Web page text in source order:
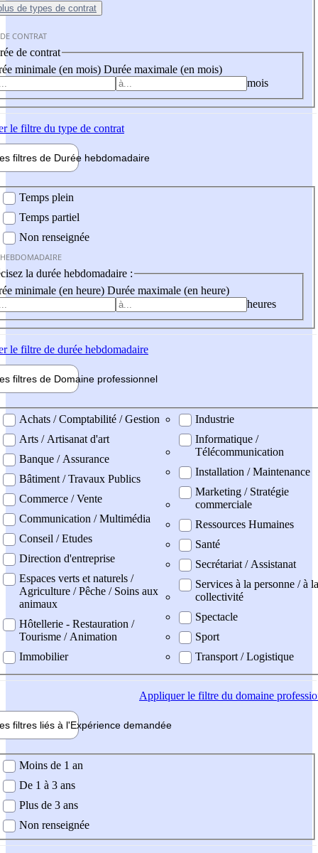
de types de contrat
CONTRAT
de contrat
minimale (en mois) Durée maximale (en mois)
mois
le filtre du type de contrat
filtres de Durée hebdomadaire
Temps plein
Temps partiel
Non renseignée
la durée hebdomadaire :
minimale (en heure) Durée maximale (en heure)
heures
le filtre de durée hebdomadaire
filtres de Domaine professionnel
professionel
Achats / Comptabilité / Gestion
Arts / Artisanat d'art
Banque / Assurance
Bâtiment / Travaux Publics
Commerce / Vente
Communication / Multimédia
Conseil / Etudes
Direction d'entreprise
Espaces verts et naturels /
Agriculture / Pêche / Soins aux
animaux
Hôtellerie - Restauration /
Tourisme / Animation
Immobilier
Industrie
Informatique /
Télécommunication
Installation / Maintenance
Marketing / Stratégie
commerciale
Ressources Humaines
Santé
Secrétariat / Assistanat
Services à la personne / à la
collectivité
Spectacle
Sport
Transport / Logistique
Appliquerle filtre du domaine
filtres liés à l'Expérience demandée
demandée
Moins de 1 an
De 1 à 3 ans
Plus de 3 ans
Non renseignée